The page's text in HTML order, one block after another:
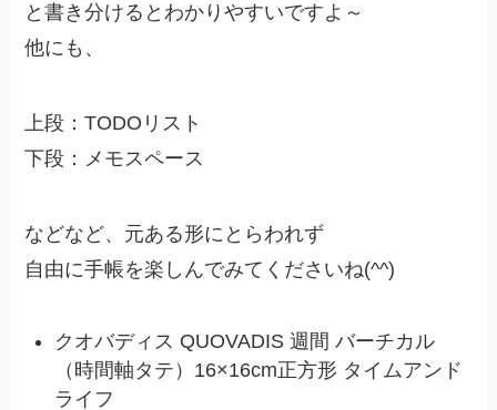
と書き分けるとわかりやすいですよ～
他にも、
上段：TODOリスト
下段：メモスペース
などなど、元ある形にとらわれず
自由に手帳を楽しんでみてくださいね(^^)
クオバディス QUOVADIS 週間 バーチカル
（時間軸タテ）16×16cm正方形 タイムアンド
ライフ